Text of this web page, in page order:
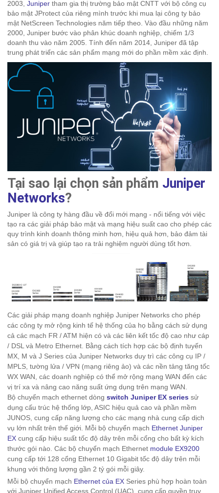
2003, Juniper tham gia thị trường bảo mật CNTT với bộ công cụ
bảo mật JProtect của riêng mình trước khi mua lại công ty bảo
mật NetScreen Technologies năm tiếp theo. Vào đầu những năm
2000, Juniper bước vào phân khúc doanh nghiệp, chiếm 1/3
doanh thu vào năm 2005. Tính đến năm 2014, Juniper đã tập
trung phát triển các sản phẩm mạng mới do phần mềm xác định.
Tại sao lại chọn sản phẩm Juniper
Networks?
Juniper là công ty hàng đầu về đổi mới mạng - nổi tiếng với việc
tạo ra các giải pháp bảo mật và mạng hiệu suất cao cho phép các
quy trình kinh doanh thông minh hơn, hiệu quả hơn, bảo đảm tài
sản có giá trị và giúp tạo ra trải nghiệm người dùng tốt hơn.
Các giải pháp mạng doanh nghiệp Juniper Networks cho phép
các công ty mở rộng kinh tế hệ thống của họ bằng cách sử dụng
cả các mạch FR / ATM hiện có và các liên kết tốc độ cao như cáp
/ DSL và Metro Ethernet. Bằng cách tích hợp các bộ định tuyến
MX, M và J Series của Juniper Networks duy trì các công cụ IP /
MPLS, tường lửa / VPN (mạng riêng ảo) và các nền tảng tăng tốc
WX WAN, các doanh nghiệp có thể mở rộng mạng WAN đến các
vị trí xa và nâng cao năng suất ứng dụng trên mạng WAN.
Bộ chuyển mạch ethernet dòng switch Juniper EX series sử
dụng cấu trúc hệ thống lớp, ASIC hiệu quả cao và phần mềm
JUNOS, cung cấp năng lượng cho các mạng nhà cung cấp dịch
vụ lớn nhất trên thế giới. Mỗi bộ chuyển mạch Ethernet Juniper
EX cung cấp hiệu suất tốc độ dây trên mỗi cổng cho bất kỳ kích
thước gói nào. Các bộ chuyển mạch Ethernet module EX9200
cung cấp tới 128 cổng Ethernet 10 Gigabit tốc độ dây trên mỗi
khung với thông lượng gần 2 tỷ gói mỗi giây.
Mỗi bộ chuyển mạch Ethernet của EX Series phù hợp hoàn toàn
với Juniper Unified Access Control (UAC), cung cấp quyền truy